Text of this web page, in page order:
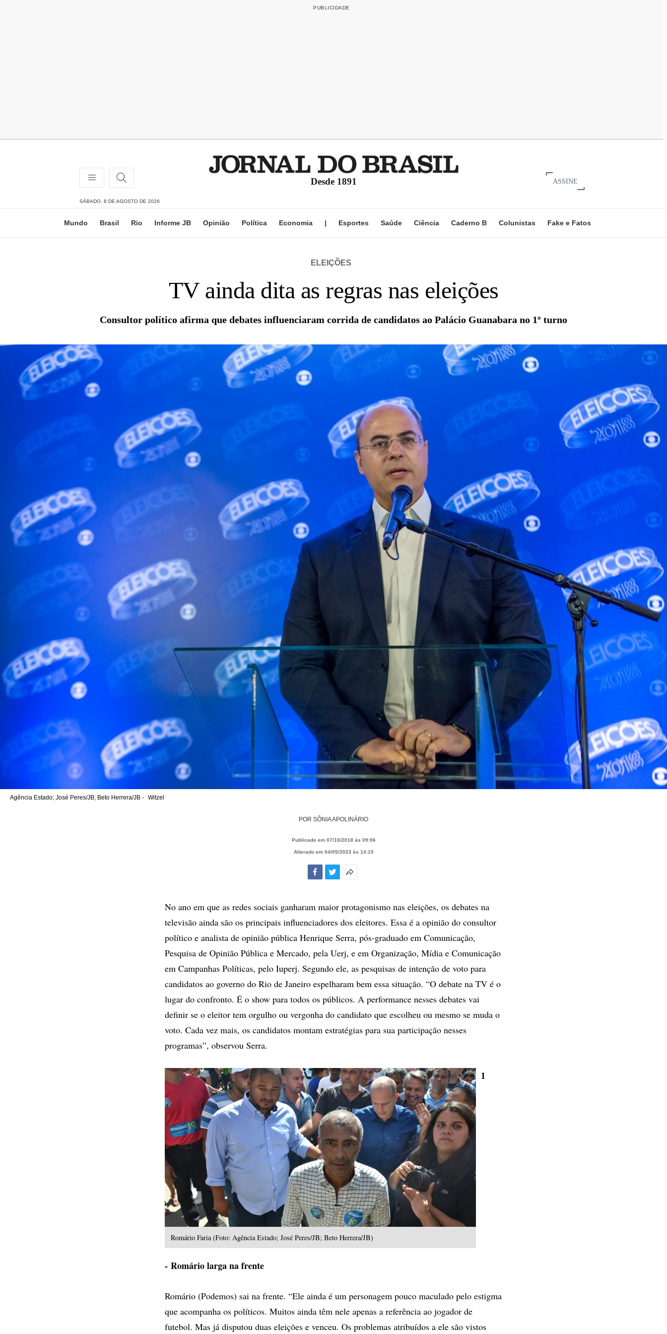
Desde 1891 ASSINE
SÁBADO, 8 DE AGOSTO DE 2026
Mundo Brasil Rio Informe JB Opinião Política Economia | Esportes Saúde Ciência Caderno B Colunistas Fake e Fatos
ELEIÇÕES
TV ainda dita as regras nas eleições
Consultor político afirma que debates influenciaram corrida de candidatos ao Palácio Guanabara no 1º turno
Agência Estado; José Peres/JB; Beto Herrera/JB - Witzel
POR SÔNIA APOLINÁRIO
Publicado em 07/10/2018 às 09:06
Alterado em 04/05/2023 às 14:15
compartilhamento
No ano em que as redes sociais ganharam maior protagonismo nas eleições, os debates na
televisão ainda são os principais influenciadores dos eleitores. Essa é a opinião do consultor
político e analista de opinião pública Henrique Serra, pós-graduado em Comunicação,
Pesquisa de Opinião Pública e Mercado, pela Uerj, e em Organização, Mídia e Comunicação
em Campanhas Políticas, pelo Iuperj. Segundo ele, as pesquisas de intenção de voto para
candidatos ao governo do Rio de Janeiro espelharam bem essa situação. “O debate na TV é o
lugar do confronto. É o show para todos os públicos. A performance nesses debates vai
definir se o eleitor tem orgulho ou vergonha do candidato que escolheu ou mesmo se muda o
voto. Cada vez mais, os candidatos montam estratégias para sua participação nesses
programas”, observou Serra.
Romário Faria (Foto: Agência Estado; José Peres/JB; Beto Herrera/JB)
1
- Romário larga na frente
Romário (Podemos) sai na frente. “Ele ainda é um personagem pouco maculado pelo estigma
que acompanha os políticos. Muitos ainda têm nele apenas a referência ao jogador de
futebol. Mas já disputou duas eleições e venceu. Os problemas atribuídos a ele são vistos